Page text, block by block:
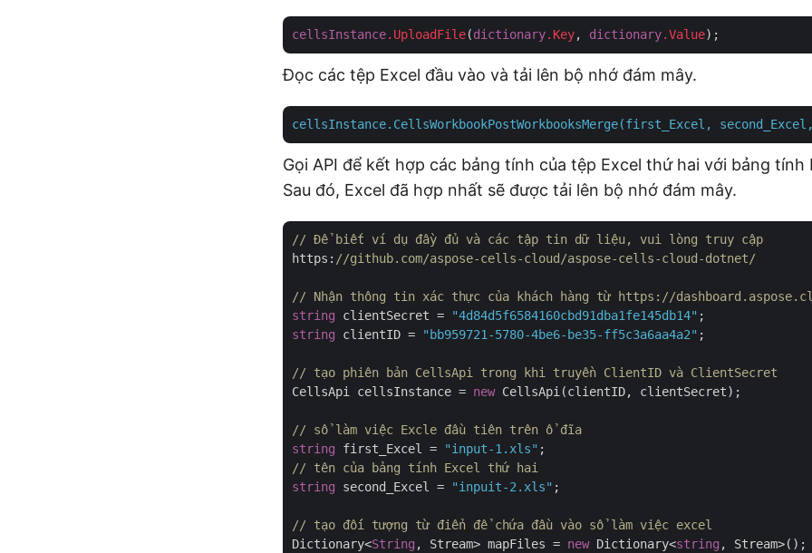
cellsInstance.UploadFile(dictionary.Key, dictionary.Value
Đọc các tệp Excel đầu vào và tải lên bộ nhớ đám mây.
cellsInstance.CellsWorkbookPostWorkbooksMerge(first_Excel, second_Excel,
Gọi API để kết hợp các bảng tính của tệp Excel thứ hai với bảng tính
Sau đó, Excel đã hợp nhất sẽ được tải lên bộ nhớ đám mây.
// Để biết ví dụ đầy đủ và các tập tin dữ liệu, vui lòng truy cập
https: //github.com/aspose-cells-cloud/aspose-cells-cloud-dotnet/
// Nhận thông tin xác thực của khách hàng từ https://
string clientSecret = "4d84d5f6584160cbd91dba1fe145db14"
string clientID = "bb959721-5780-4be6-be35-ff5c3a6aa4a2" ;
// tạo phiên bản CellsApi trong khi truyền ClientID và ClientSecret
CellsApi cellsInstance = new CellsApi(clientID, clientSecret);
// sổ làm việc Excle đầu tiên trên ổ đĩa
string first_Excel = "input-1.xls"
// tên của bảng tính Excel thứ hai
string second_Excel = "inpuit-2.xls" ;
// tạo đối tượng từ điển để chứa đầu vào sổ làm việc excel
Dictionary<String , Stream> mapFiles = new Dictionary<string , Stream>();